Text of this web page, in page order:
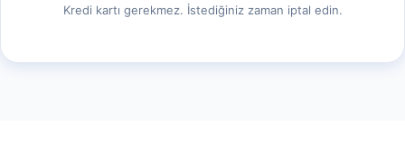
Kredi kartı gerekmez. İstediğiniz zaman iptal edin.